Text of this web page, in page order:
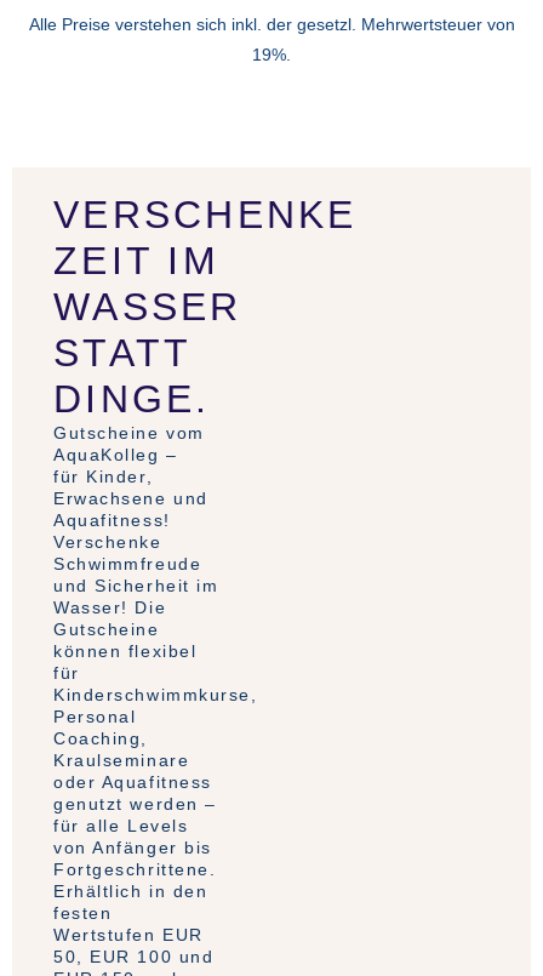
Alle Preise verstehen sich inkl. der gesetzl. Mehrwertsteuer von
19%.
VERSCHENKE
ZEIT IM
WASSER
STATT
DINGE.
Gutscheine vom
AquaKolleg –
für Kinder,
Erwachsene und
Aquafitness!
Verschenke
Schwimmfreude
und Sicherheit im
Wasser! Die
Gutscheine
können flexibel
für
Kinderschwimmkurse,
Personal
Coaching,
Kraulseminare
oder Aquafitness
genutzt werden –
für alle Levels
von Anfänger bis
Fortgeschrittene.
Erhältlich in den
festen
Wertstufen EUR
50, EUR 100 und